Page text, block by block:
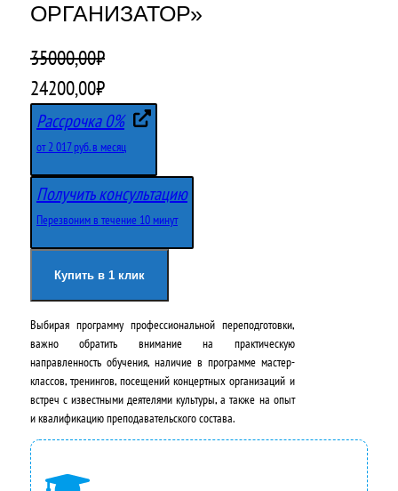
ОРГАНИЗАТОР»
35000,00₽
П
р
в
о
ч
а
л
ь
н
а
я
24200,00₽Т
е
к
у
щ
я
ц
е
н
а
:
Рассрочка 0%
от 2 017 руб. в месяц
Получить консультацию
Перезвоним в течение 10 минут
Купить в 1 клик
Выбирая программу профессиональной переподготовки,
важно обратить внимание на практическую
направленность обучения, наличие в программе мастер-
классов, тренингов, посещений концертных организаций и
встреч с известными деятелями культуры, а также на опыт
и квалификацию преподавательского состава.